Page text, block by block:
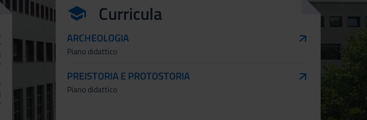
Curricula
ARCHEOLOGIA
Piano didattico
PREISTORIA E PROTOSTORIA
Piano didattico